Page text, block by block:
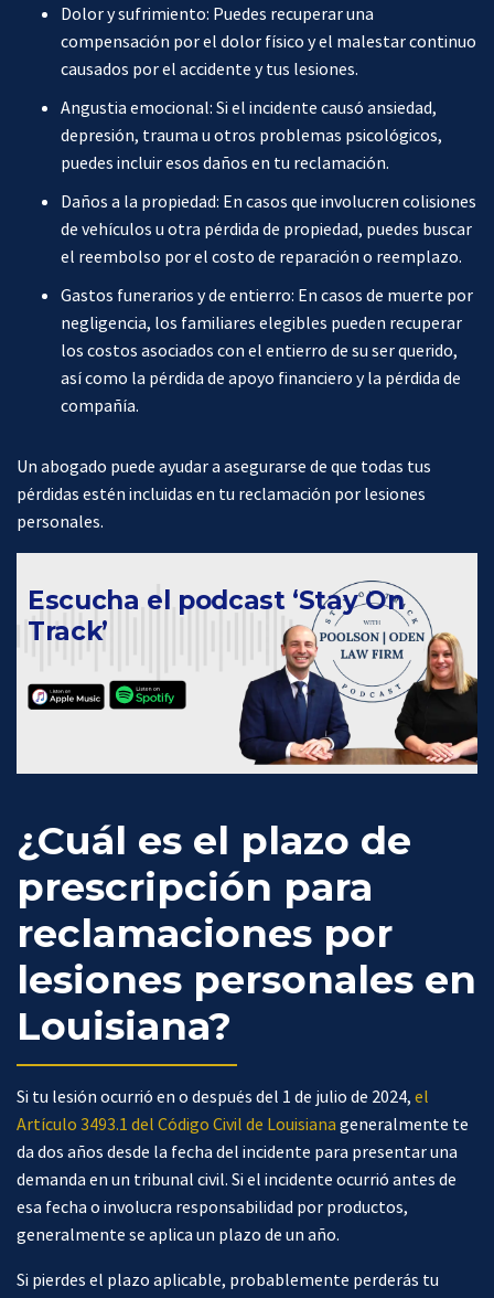
Dolor y sufrimiento: Puedes recuperar una
compensación por el dolor físico y el malestar continuo
causados por el accidente y tus lesiones.
Angustia emocional: Si el incidente causó ansiedad,
depresión, trauma u otros problemas psicológicos,
puedes incluir esos daños en tu reclamación.
Daños a la propiedad: En casos que involucren colisiones
de vehículos u otra pérdida de propiedad, puedes buscar
el reembolso por el costo de reparación o reemplazo.
Gastos funerarios y de entierro: En casos de muerte por
negligencia, los familiares elegibles pueden recuperar
los costos asociados con el entierro de su ser querido,
así como la pérdida de apoyo financiero y la pérdida de
compañía.
Un abogado puede ayudar a asegurarse de que todas tus
pérdidas estén incluidas en tu reclamación por lesiones
personales.
Escucha el podcast ‘Stay On
Track’
¿Cuál es el plazo de
prescripción para
reclamaciones por
lesiones personales en
Louisiana?
Si tu lesión ocurrió en o después del 1 de julio de 2024, el
Artículo 3493.1 del Código Civil de Louisiana generalmente te
da dos años desde la fecha del incidente para presentar una
demanda en un tribunal civil. Si el incidente ocurrió antes de
esa fecha o involucra responsabilidad por productos,
generalmente se aplica un plazo de un año.
Si pierdes el plazo aplicable, probablemente perderás tu